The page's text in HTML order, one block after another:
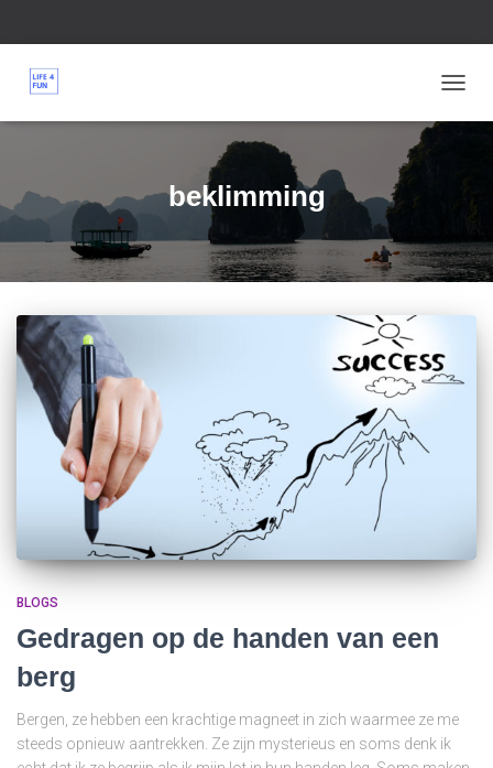
beklimming
BLOGS
Gedragen op de handen van een
berg
Bergen, ze hebben een krachtige magneet in zich waarmee ze me
steeds opnieuw aantrekken. Ze zijn mysterieus en soms denk ik